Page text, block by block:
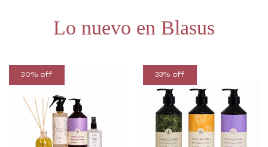
Lo nuevo en Blasus
30% off 33% off